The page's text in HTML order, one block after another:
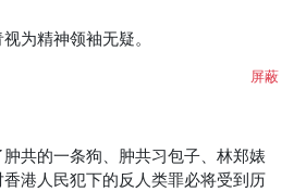
为精神领袖无疑。
屏蔽
共的一条狗、肿共习包子、林郑婊
港人民犯下的反人类罪必将受到历